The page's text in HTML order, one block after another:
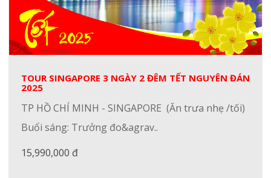
TOUR SINGAPORE 3 NGÀY 2 ĐÊM TẾT NGUYÊN ĐÁN
2025
TP HỒ CHÍ MINH - SINGAPORE (Ăn trưa nhẹ /tối)
Buổi sáng: Trưởng đo&agrav..
15,990,000 đ